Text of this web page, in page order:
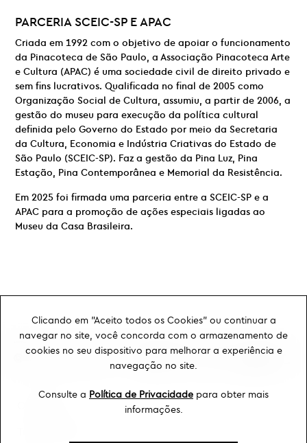
PARCERIASCEIC-SP EAPAC
Criada em 1992 com o objetivo de apoiar o funcionamento
da Pinacoteca de São Paulo, a Associação Pinacoteca Arte
e Cultura (APAC) é uma sociedade civil de direito privado e
sem fins lucrativos. Qualificada no final de 2005 como
Organização Social de Cultura, assumiu, a partir de 2006, a
gestão do museu para execução da política cultural
definida pelo Governo do Estado por meio da Secretaria
da Cultura, Economia e Indústria Criativas do Estado de
São Paulo (SCEIC-SP). Faz a gestão da Pina Luz, Pina
Estação, Pina Contemporânea e Memorial da Resistência.
Em 2025 foi firmada uma parceria entre a SCEIC-SP e a
APAC para a promoção de ações especiais ligadas ao
Museu da Casa Brasileira.
Clicando em "Aceito todos os Cookies" ou continuar a
navegar no site, você concorda com o armazenamento de
cookies no seu dispositivo para melhorar a experiência e
navegação no site.
Consulte a Política de Privacidade para obter mais
informações.